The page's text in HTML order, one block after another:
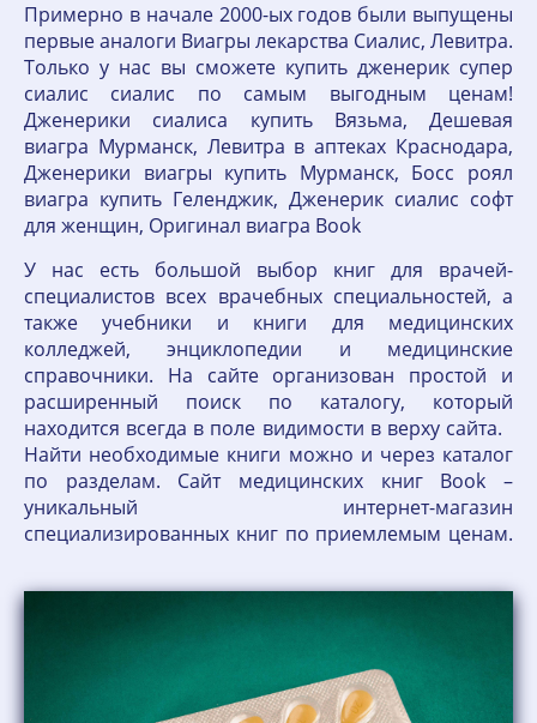
Примерно в начале 2000-ых годов были выпущены
первые аналоги Виагры лекарства Сиалис, Левитра.
Только у нас вы сможете купить дженерик супер
сиалис сиалис по самым выгодным ценам!
Дженерики сиалиса купить Вязьма, Дешевая
виагра Мурманск, Левитра в аптеках Краснодара,
Дженерики виагры купить Мурманск, Босс роял
виагра купить Геленджик, Дженерик сиалис софт
для женщин, Оригинал виагра Book
У нас есть большой выбор книг для врачей-
специалистов всех врачебных специальностей, а
также учебники и книги для медицинских
колледжей, энциклопедии и медицинские
справочники. На сайте организован простой и
расширенный поиск по каталогу, который
находится всегда в поле видимости в верху сайта.
Найти необходимые книги можно и через каталог
по разделам. Сайт медицинских книг Book –
уникальный интернет-магазин
специализированных книг по приемлемым ценам.